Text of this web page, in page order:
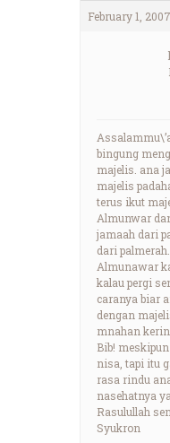
February 1,
bingung
majelis. ana
majelis
terus ikut
Almunwar
jamaah dari
dari
Almunawar
kalau pergi
caranya biar
dengan
mnahan
Bib!
nisa, tapi itu
rasa rindu
nasehatnya
Rasulullah
Syukron